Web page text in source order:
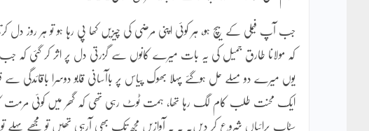
جب آپ فیملی کے بیچ ہو، ہر کوئی اپنی مرضی کی چیزیں کھا پی رہا ہو تو ہر روز
کہ مولانا طارق جمیل کی یہ بات میرے کانوں سے گزرتی دل پر اثر کر گئی کہ جب
یوں میرے دو مسلے حل ہوگئے پہلا بھوک پیاس پر باآسانی قابو دوسرا
ایک محنت طلب کام لگ رہا تھا، ہمت ٹوٹ رہی تھی کہ گھر میں کوئی
سٹاپ برائیاں شروع کر دیں۔ ۔ ۔ آوازیں مجھ تک بھی آرہی تھیں تو مجھے